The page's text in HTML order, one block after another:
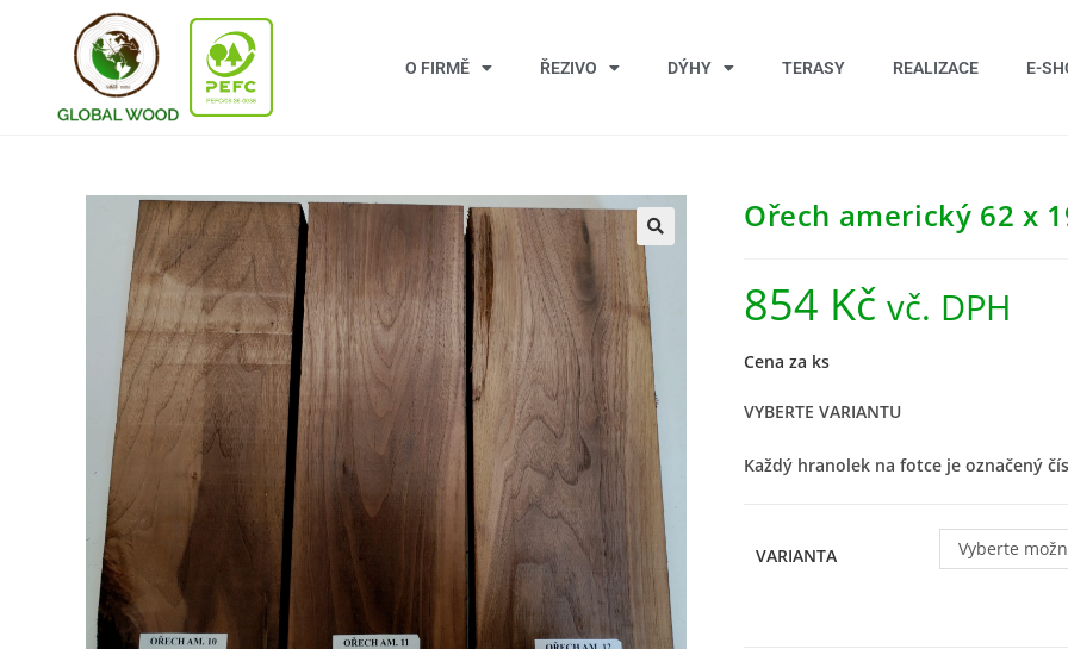
O FIRMĚ ŘEZIVO DÝHY TERASY REALIZACE E-
Ořech americký 62 x
854 Kč vč. DPH
Cena za ks
VYBERTE VARIANTU
Každý hranolek na fotce je označený
VARIANTA Vyberte